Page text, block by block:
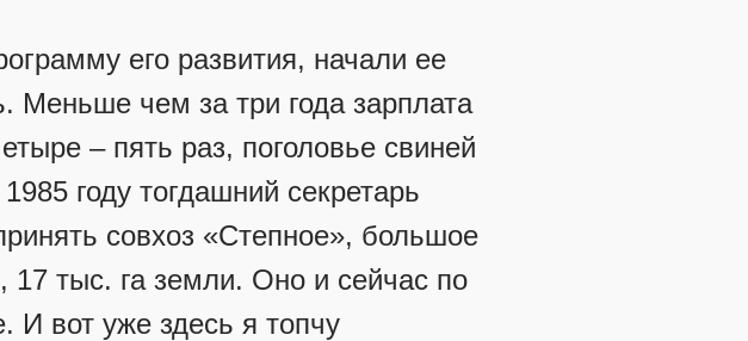
его развития, начали ее
Меньше чем за три года зарплата
– пять раз, поголовье свиней
году тогдашний секретарь
совхоз «Степное», большое
17 тыс. га земли. Оно и сейчас по
И вот уже здесь я топчу